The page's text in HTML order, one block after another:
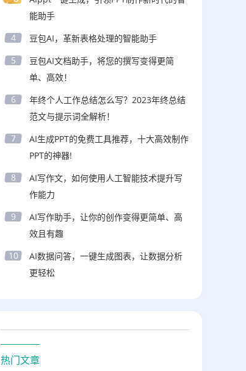
能助手
4
豆包AI，革新表格处理的智能助手
5
豆包AI文档助手，将您的撰写变得更简
单、高效！
6
年终个人工作总结怎么写？2023年终总结
范文与提示词全解析！
7
AI生成PPT的免费工具推荐，十大高效制作
PPT的神器!
8
AI写作文，如何使用人工智能技术提升写
作能力
9
AI写作助手，让你的创作变得更简单、高
效且有趣
10
AI数据问答，一键生成图表，让数据分析
更轻松
热门文章